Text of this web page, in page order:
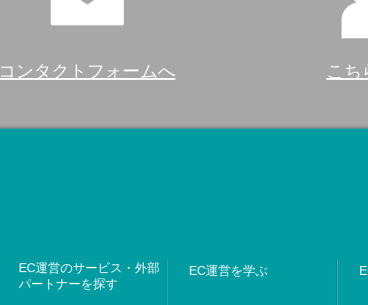
コンタクトフォームへ こち
EC運営のサービス・外部
パートナーを探す
EC運営を学ぶ